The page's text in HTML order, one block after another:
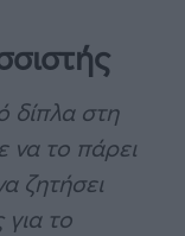
δίπλα στη
να το πάρει
ζητήσει
το